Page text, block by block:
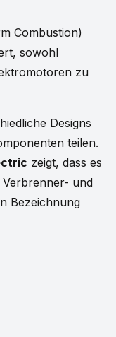
Combustion)
sowohl
zu
Designs
teilen.
zeigt, dass es
Verbrenner- und
Bezeichnung